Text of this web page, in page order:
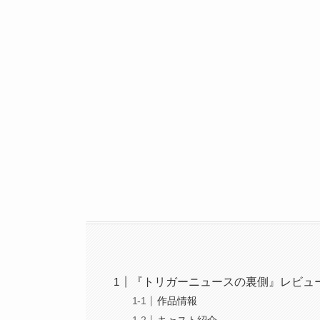
『トリガーニュースの裏側』レビュ
作品情報